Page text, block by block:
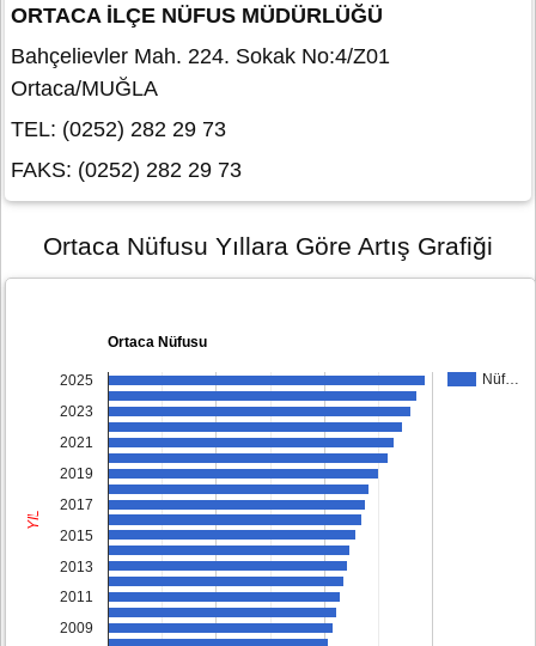
ORTACA İLÇE NÜFUS MÜDÜRLÜĞÜ
Bahçelievler Mah. 224. Sokak No:4/Z01
Ortaca/MUĞLA
TEL: (0252) 282 29 73
FAKS: (0252) 282 29 73
Ortaca Nüfusu Yıllara Göre Artış Grafiği
Ortaca Nüfusu
Nüf…
2025
2023
2021
2019
2017
2015
2013
2011
2009
YIL